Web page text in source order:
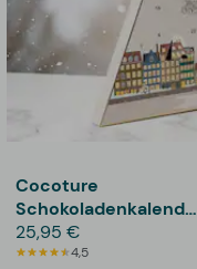
Cocoture
Schokoladenkalender
- Weiß
25,95 €
4,5